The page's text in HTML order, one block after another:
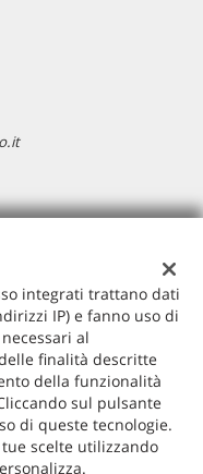
integrati trattano dati
IP) e fanno uso di
al
finalità descritte
della funzionalità
sul pulsante
di queste tecnologie.
scelte utilizzando